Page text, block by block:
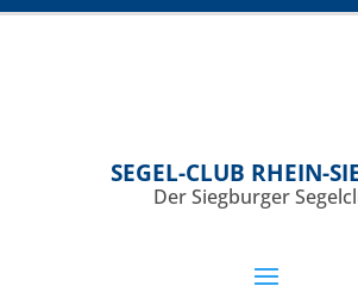
SEGEL-CLUB RHEIN-
Der Siegburger